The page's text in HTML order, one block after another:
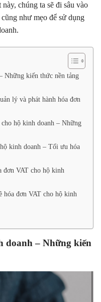
chúng ta sẽ đi sâu vào
như mẹo để sử dụng
Những kiến thức nền tảng
lý và phát hành hóa đơn
hộ kinh doanh – Những
kinh doanh – Tối ưu hóa
đơn VAT cho hộ kinh
hóa đơn VAT cho hộ kinh
doanh – Những kiến